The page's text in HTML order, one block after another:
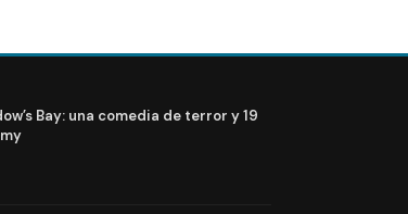
Bay: una comedia de terror y 19